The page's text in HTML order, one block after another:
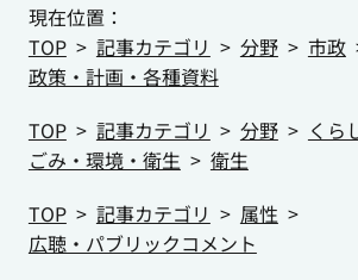
現在位置：
TOP
記事カテゴリ 分野
市政
政策・計画・各種資料
TOP
記事カテゴリ 分野
くら
ごみ・環境・衛生
衛生
TOP
記事カテゴリ
属性
広聴・パブリックコメント